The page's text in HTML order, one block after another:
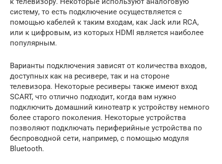
систему, то есть подключение осуществляется с
помощью кабелей к таким входам, как Jack или RCA,
или к цифровым, из которых HDMI является наиболее
популярным.
Варианты подключения зависят от количества входов,
доступных как на ресивере, так и на стороне
телевизора. Некоторые ресиверы также имеют вход
SCART, что отлично подходит, когда вам нужно
подключить домашний кинотеатр к устройству немного
более старого поколения. Некоторые устройства
позволяют подключать периферийные устройства по
беспроводной сети, например, с помощью модуля
Bluetooth.